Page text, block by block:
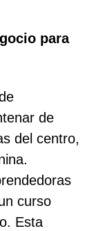
para
de
del centro,
curso
Esta